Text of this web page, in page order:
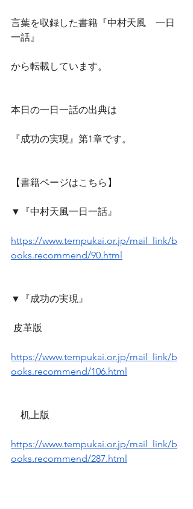
言葉を収録した書籍『中村天風　一日
一話』
から転載しています。
本日の一日一話の出典は
『成功の実現』第1章です。
【書籍ページはこちら】
▼『中村天風一日一話』
https://www.tempukai.or.jp/mail_link/b
ooks.recommend/90.html
▼『成功の実現』
皮革版
https://www.tempukai.or.jp/mail_link/b
ooks.recommend/106.html
机上版
https://www.tempukai.or.jp/mail_link/b
ooks.recommend/287.html